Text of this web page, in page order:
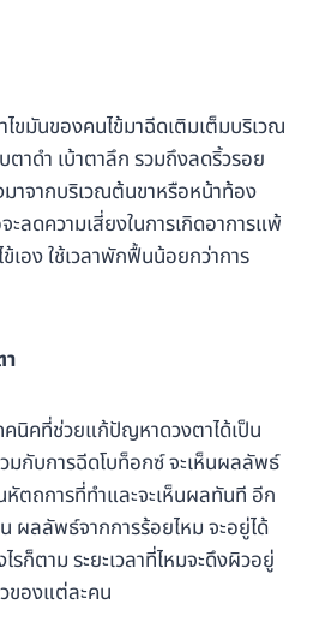
ไขมันของคนไข้มาฉีดเติมเต็มบริเวณ
าดำ เบ้าตาลึก รวมถึงลดริ้วรอย
มาจากบริเวณต้นขาหรือหน้าท้อง
ลดความเสี่ยงในการเกิดอาการแพ้
เอง ใช้เวลาพักฟื้นน้อยกว่าการ
คนิคที่ช่วยแก้ปัญหาดวงตาได้เป็น
มกับการฉีดโบท็อกซ์ จะเห็นผลลัพธ์
หัตถการที่ทำและจะเห็นผลทันที อีก
ผลลัพธ์จากการร้อยไหม จะอยู่ได้
ก็ตาม ระยะเวลาที่ไหมจะดึงผิวอยู่
ของแต่ละคน